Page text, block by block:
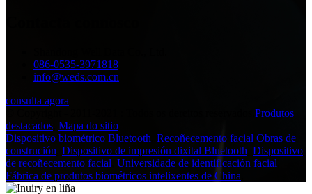
086-0535-3971818
info@weds.com.cn
consulta agora
Produtos
destacados Mapa do sitio
Dispositivo biométrico Bluetooth Recoñecemento facial Obras de
construción Dispositivo de impresión dixital Bluetooth Dispositivo
de recoñecemento facial Universidade de identificación facial
Fábrica de produtos biométricos intelixentes de China